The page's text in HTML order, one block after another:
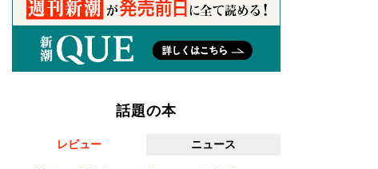
話題の本
レビュー ニュース